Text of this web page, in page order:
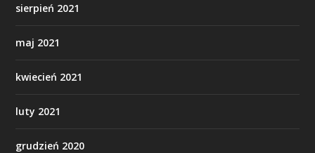
sierpień 2021
maj 2021
kwiecień 2021
luty 2021
grudzień 2020